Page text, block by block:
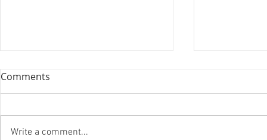
Comments
Write a comment...